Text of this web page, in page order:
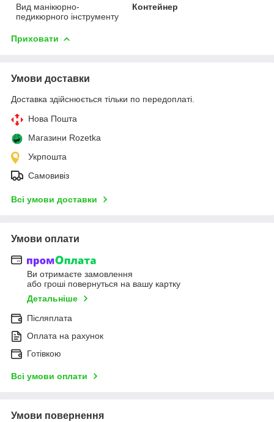
Вид манікюрно-
педикюрного інструменту
Контейнер
Приховати
Умови доставки
Доставка здійснюється тільки по передоплаті.
Нова Пошта
Магазини Rozetka
Укрпошта
Самовивіз
Всі умови доставки
Умови оплати
Ви отримаєте замовлення
або гроші повернуться на вашу картку
Детальніше
Післяплата
Оплата на рахунок
Готівкою
Всі умови оплати
Умови повернення